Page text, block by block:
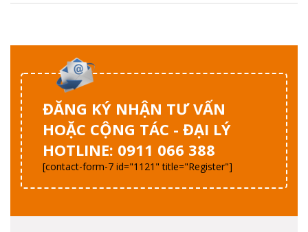
ĐĂNG KÝ NHẬN TƯ VẤN
HOẶC CỘNG TÁC - ĐẠI LÝ
HOTLINE: 0911 066 388
[contact-form-7 id="1121" title="Register"]